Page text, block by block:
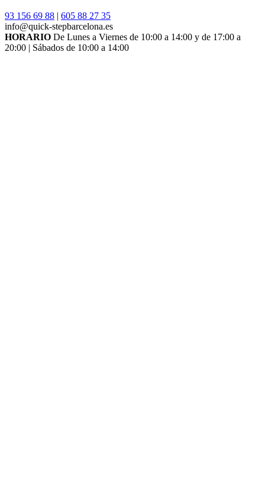
93 156 69 88 | 605 88 27 35
info@quick-stepbarcelona.es
HORARIO De Lunes a Viernes de 10:00 a 14:00 y de 17:00 a
20:00 | Sábados de 10:00 a 14:00